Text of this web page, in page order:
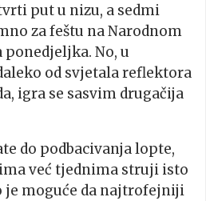
put u nizu, a sedmi
za feštu na Narodnom
No, u
od svjetala reflektora
igra se sasvim drugačija
do podbacivanja lopte,
već tjednima struji isto
je moguće da najtrofejniji